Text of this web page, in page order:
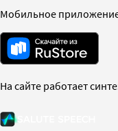
Мобильное
На сайте работает